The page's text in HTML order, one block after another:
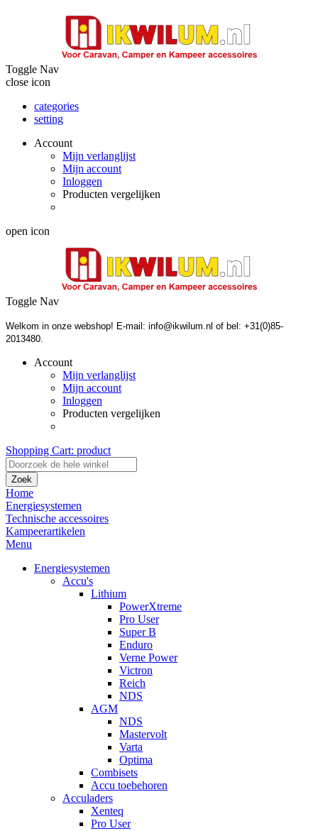
Toggle Nav
close icon
categories
setting
Account
Mijn verlanglijst
Mijn account
Inloggen
Producten vergelijken
open icon
Toggle Nav
Welkom in onze webshop! E-mail: info@ikwilum.nl of bel: +31(0)85-
2013480.
Account
Mijn verlanglijst
Mijn account
Inloggen
Producten vergelijken
Shopping Cart: product
Zoek
Home
Energiesystemen
Technische accessoires
Kampeerartikelen
Menu
Energiesystemen
Accu's
Lithium
PowerXtreme
Pro User
Super B
Enduro
Verne Power
Victron
Reich
NDS
AGM
NDS
Mastervolt
Varta
Optima
Combisets
Accu toebehoren
Acculaders
Xenteq
Pro User